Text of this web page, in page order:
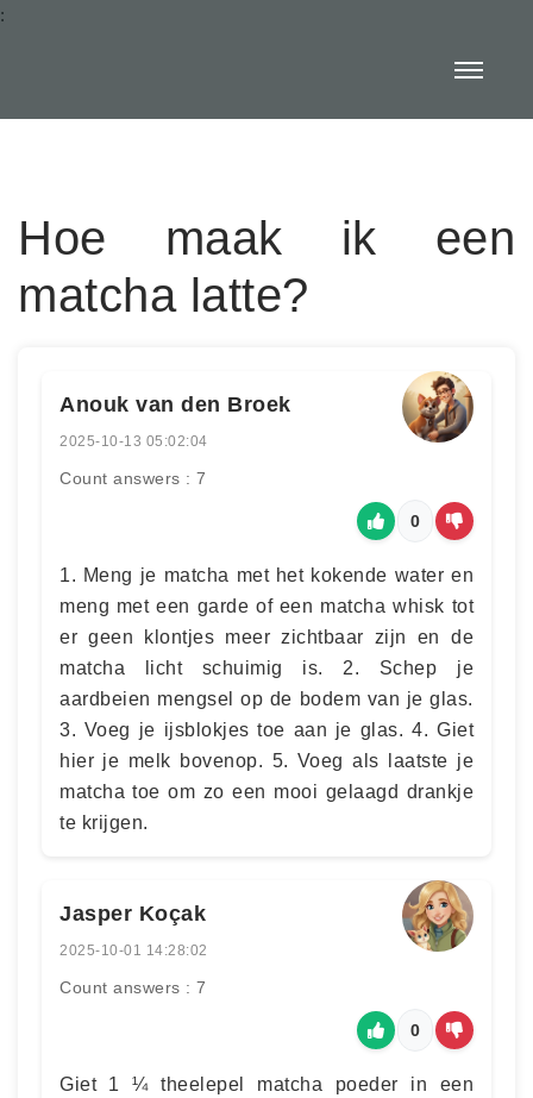
:
Hoe maak ik een
matcha latte?
Anouk van den Broek
2025-10-13 05:02:04
Count answers : 7
0
1. Meng je matcha met het kokende water en
meng met een garde of een matcha whisk tot
er geen klontjes meer zichtbaar zijn en de
matcha licht schuimig is. 2. Schep je
aardbeien mengsel op de bodem van je glas.
3. Voeg je ijsblokjes toe aan je glas. 4. Giet
hier je melk bovenop. 5. Voeg als laatste je
matcha toe om zo een mooi gelaagd drankje
te krijgen.
Jasper Koçak
2025-10-01 14:28:02
Count answers : 7
0
Giet 1 ¼ theelepel matcha poeder in een